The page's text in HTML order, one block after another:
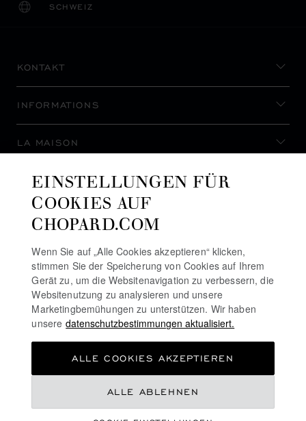
SCHWEIZ
LOKALISIERUNG (LAND ÄNDERN)
LAND ÄNDERN
KONTAKT
INFORMATIONS
LA MAISON
AUF DEM LAUFENDEN BLEIBEN
NEWSLETTER ABONNIEREN
COOKIE-RICHTLINIE
EINSTELLUNGEN FÜR
COOKIES AUF
CHOPARD.COM
Wenn Sie auf „Alle Cookies akzeptieren“ klicken,
stimmen Sie der Speicherung von Cookies auf Ihrem
Gerät zu, um die Websitenavigation zu verbessern, die
Websitenutzung zu analysieren und unsere
Marketingbemühungen zu unterstützen. Wir haben
unsere datenschutzbestimmungen aktualisiert.
ALLE ABLEHNEN
ALLE COOKIES AKZEPTIEREN